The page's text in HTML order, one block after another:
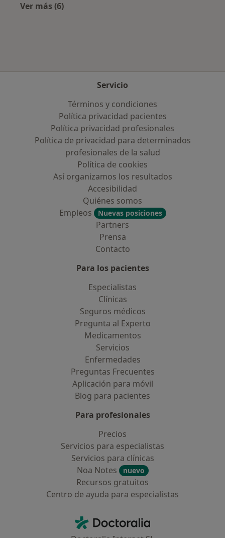
Ver más (6)
Servicio
Términos y condiciones
Política privacidad pacientes
Política privacidad profesionales
Política de privacidad para determinados
profesionales de la salud
Política de cookies
Así organizamos los resultados
Accesibilidad
Quiénes somos
Empleos
Nuevas posiciones
Partners
Prensa
Contacto
Para los pacientes
Especialistas
Clínicas
Seguros médicos
Pregunta al Experto
Medicamentos
Servicios
Enfermedades
Preguntas Frecuentes
Aplicación para móvil
Blog para pacientes
Para profesionales
Precios
Servicios para especialistas
Servicios para clínicas
Noa Notes
nuevo
Recursos gratuitos
Centro de ayuda para especialistas
Doctoralia - Página de inicio